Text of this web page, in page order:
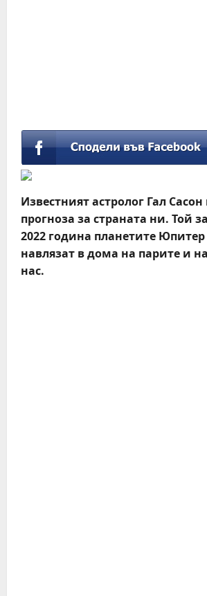
Известният астролог Гал
прогноза за страната ни. Той
2022 година планетите
навлязат в дома на парите и
нас.